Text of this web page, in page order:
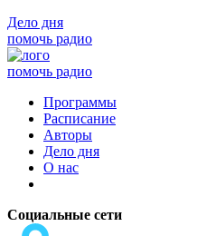
Дело дня
помочь радио
помочь радио
Программы
Расписание
Авторы
Дело дня
О нас
Социальные сети